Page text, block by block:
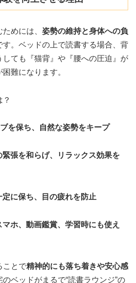
めには、 姿勢の維持と身体への負
す。ベッドの上で読書する場合、背
しても『猫背』や『腰への圧迫』が
難になります。
を保ち、自然な姿勢をキープ
緊張を和らげ、リラックス効果を
に保ち、目の疲れを防止
ホ、動画鑑賞、学習時にも使え
ことで精神的にも落ち着きや安心感
のベッドがまるで“読書ラウンジ”の